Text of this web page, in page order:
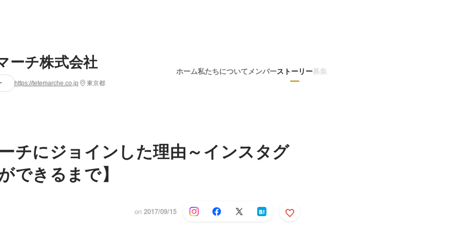
ーチ株式会社
https://tetemarche.co.jp 東京都
ホーム私たちについて メンバーストーリー募集
チにジョインした理由～インスタグ
できるまで】
on 2017/09/15